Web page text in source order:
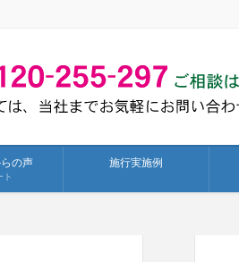
の声
ト
施行実施例